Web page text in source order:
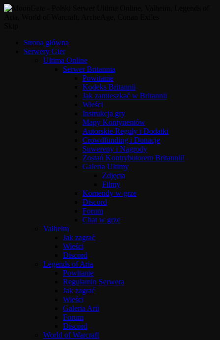
Strona główna
Serwery Gier
Ultima Online
Serwer Britannia
Powitanie
Kodeks Britannii
Jak zamieszkać w Britannii
Wieści
Instrukcja gry
Mapy Kontynentów
Autorskie Reguły i Dodatki
Crowdfunding i Donacje
Suwereny i Nagrody
Zostań Kontrybutorem Britannii!
Galeria Ultimy
Zdjęcia
Filmy
Komendy w grze
Discord
Forum
Chat w grze
Valheim
Jak zagrać
Wieści
Discord
Legends of Aria
Powitanie
Regulamin Serwera
Jak zagrać
Wieści
Galeria Arii
Forum
Discord
World of Warcraft